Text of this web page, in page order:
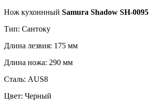
Нож кухоннный Samura Shadow SH-0095
Тип: Сантоку
Длина лезвия: 175 мм
Длина ножа: 290 мм
Сталь: AUS8
Цвет: Черный